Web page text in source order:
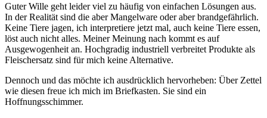
Guter Wille geht leider viel zu häufig von einfachen Lösungen aus.
In der Realität sind die aber Mangelware oder aber brandgefährlich.
Keine Tiere jagen, ich interpretiere jetzt mal, auch keine Tiere essen,
löst auch nicht alles. Meiner Meinung nach kommt es auf
Ausgewogenheit an. Hochgradig industriell verbreitet Produkte als
Fleischersatz sind für mich keine Alternative.
Dennoch und das möchte ich ausdrücklich hervorheben: Über Zettel
wie diesen freue ich mich im Briefkasten. Sie sind ein
Hoffnungsschimmer.